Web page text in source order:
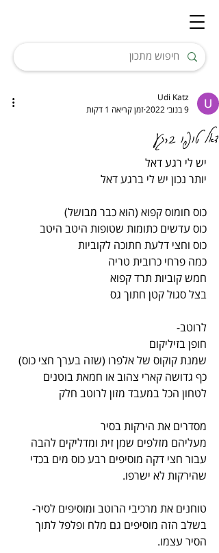
דאל טופו ברגע
Udi Katz
9 בנוב׳ 2022
זמן קריאה 1 דקות
יש לי רגע דאל
יותר נכון יש לי ברגע דאל
כוס חומוס קפוא (הוא כבר מבושל)
כוס עדשים כתומות שטופות היטב היטב
כוס וחצי דלעת חתוכה לקוביות
כמה פרחי כרובית טריה
חמש קוביות תרד קפוא
בצל סגול קטן חתוך גס
לרוטב-
חופן בזיליקום
שמנת קוקוס של אלפרו (שזה בערך חצי כוס)
כף גדושה קארי צהוב או חמאת בוטנים
לטחון הכל במעבד מזון לרוטב חלק
מסדרים את הירקות בסיר
מעליהם מזלפים שמן זית ומדליקים להבה
עבור חצי דקה מוסיפים רבע כוס מים בכדי
שהירקות לא ישרפו.
טוחנים את מרכיבי הרוטב ומוסיפים לסיר-
בשלב הזה מוסיפים גם מלח ופלפל לתוך
הסיר עצמו.